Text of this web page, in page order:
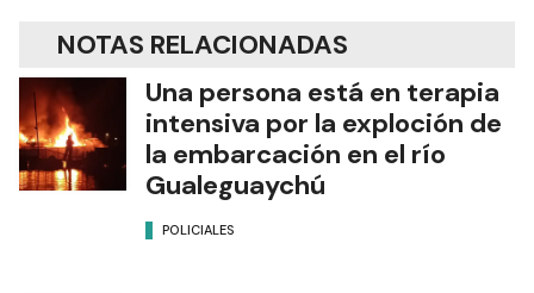
NOTAS RELACIONADAS
Una persona está en terapia
intensiva por la exploción de
la embarcación en el río
Gualeguaychú
POLICIALES